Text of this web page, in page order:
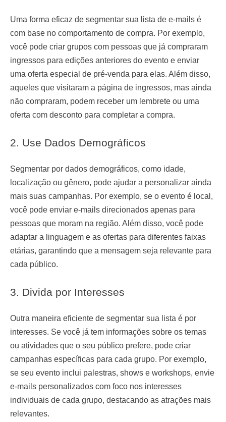
Uma forma eficaz de segmentar sua lista de e-mails é
com base no comportamento de compra. Por exemplo,
você pode criar grupos com pessoas que já compraram
ingressos para edições anteriores do evento e enviar
uma oferta especial de pré-venda para elas. Além disso,
aqueles que visitaram a página de ingressos, mas ainda
não compraram, podem receber um lembrete ou uma
oferta com desconto para completar a compra.
2. Use Dados Demográficos
Segmentar por dados demográficos, como idade,
localização ou gênero, pode ajudar a personalizar ainda
mais suas campanhas. Por exemplo, se o evento é local,
você pode enviar e-mails direcionados apenas para
pessoas que moram na região. Além disso, você pode
adaptar a linguagem e as ofertas para diferentes faixas
etárias, garantindo que a mensagem seja relevante para
cada público.
3. Divida por Interesses
Outra maneira eficiente de segmentar sua lista é por
interesses. Se você já tem informações sobre os temas
ou atividades que o seu público prefere, pode criar
campanhas específicas para cada grupo. Por exemplo,
se seu evento inclui palestras, shows e workshops, envie
e-mails personalizados com foco nos interesses
individuais de cada grupo, destacando as atrações mais
relevantes.